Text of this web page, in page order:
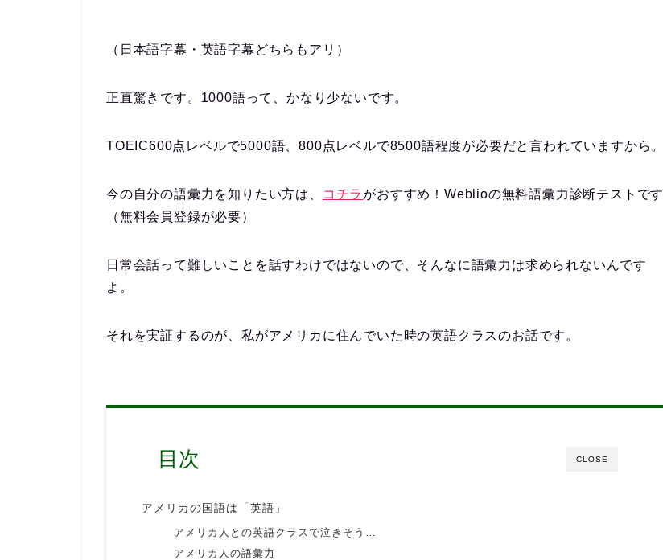
（日本語字幕・英語字幕どちらもアリ）
正直驚きです。1000語って、かなり少ないです。
TOEIC600点レベルで5000語、800点レベルで8500語程度が必要だと言われていますから。
今の自分の語彙力を知りたい方は、 コチラ がおすすめ！Weblioの無料語彙力診断テストです
（無料会員登録が必要）
日常会話って難しいことを話すわけではないので、そんなに語彙力は求められないんです
よ。
それを実証するのが、私がアメリカに住んでいた時の英語クラスのお話です。
CLOSE
目次
アメリカの国語は「英語」
アメリカ人との英語クラスで泣きそう…
アメリカ人の語彙力